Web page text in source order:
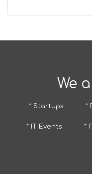
We
* Startups *
* IT Events *